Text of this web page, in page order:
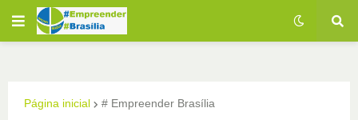
Página inicial # Empreender Brasília